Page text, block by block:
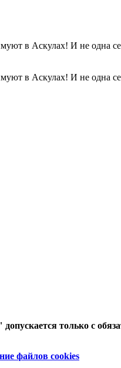
в Аскулах! И не одна
в Аскулах! И не одна
только с
файлов cookies